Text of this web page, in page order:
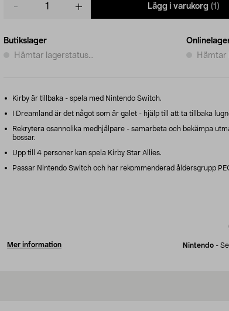
Lägg i varukorg (1)
Butikslager
Hämtar lagerstatus...
Hämtar
Kirby är tillbaka - spela med Nintendo Switch.
I Dreamland är det något som är galet - hjälp till att ta tillbaka
Rekrytera osannolika medhjälpare - samarbeta och bekämpa
bossar.
Upp till 4 personer kan spela Kirby Star Allies.
Passar Nintendo Switch och har rekommenderad åldersgrupp
Mer information Nintendo -